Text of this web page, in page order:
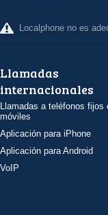
Localphone no es
Llamadas
internacionales
Llamadas a teléfonos fijos
móviles
Aplicación para iPhone
Aplicación para Android
VoIP